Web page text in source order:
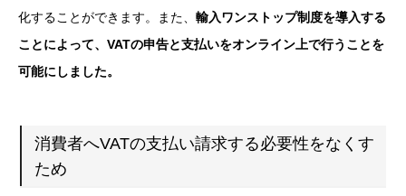
化することができます。また、 輸入ワンストップ制度を導入する
ことによって、VATの申告と支払いをオンライン上で行うことを
可能にしました。
消費者へVATの支払い請求する必要性をなくす
ため